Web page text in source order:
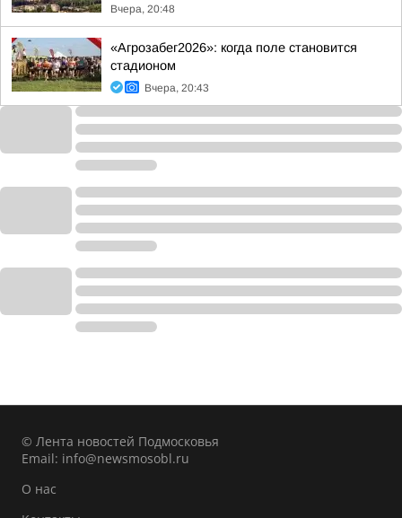
Вчера, 20:48
«Агрозабег2026»: когда поле становится
стадионом
Вчера, 20:43
© Лента новостей Подмосковья
Email: info@newsmosobl.ru
О нас